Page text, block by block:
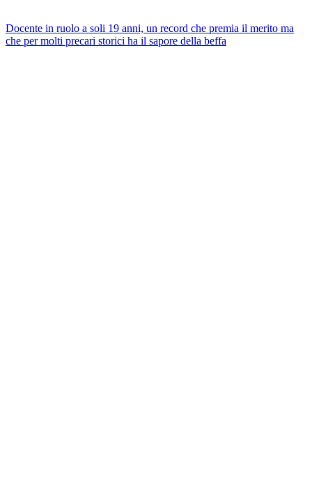
Docente in ruolo a soli 19 anni, un record che premia il merito ma
che per molti precari storici ha il sapore della beffa